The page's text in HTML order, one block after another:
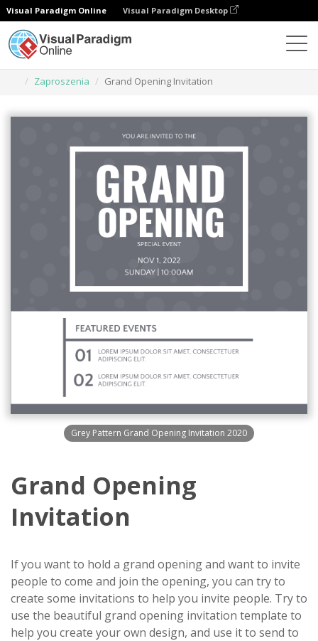
Visual Paradigm Online Visual Paradigm Desktop
Zaproszenia
Grand Opening Invitation
Grey Pattern Grand Opening Invitation 2020
Grand Opening
Invitation
If you want to hold a grand opening and want to invite
people to come and join the opening, you can try to
create some invitations to help you invite people. Try to
use the beautiful grand opening invitation template to
help you create your own design, and use it to send to